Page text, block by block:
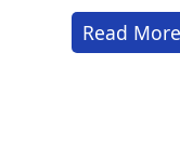
Как
стать
Read